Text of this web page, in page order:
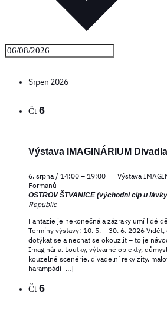
Srpen 2026
Čt 6
Výstava IMAGINÁRIUM
6. srpna / 14:00 – 19:00
Výstava
Formanů
OSTROV ŠTVANICE (východní cíp u
Republic
Fantazie je nekonečná a zázraky umí lidé
Termíny výstavy: 10. 5. – 30. 6. 2026
dotýkat se a nechat se okouzlit – to je
Imaginária. Loutky, výtvarné objekty,
kouzelné scenérie, divadelní rekvizity,
harampádí […]
Čt 6